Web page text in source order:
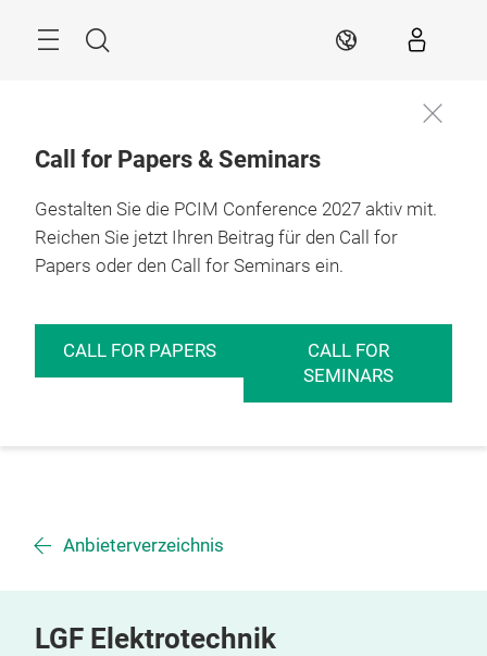
Suche DE
Call for Papers & Seminars
Gestalten Sie die PCIM Conference 2027 aktiv mit.
Reichen Sie jetzt Ihren Beitrag für den Call for
Papers oder den Call for Seminars ein.
CALL FOR PAPERS
CALL FOR
SEMINARS
Anbieterverzeichnis
LGF Elektrotechnik